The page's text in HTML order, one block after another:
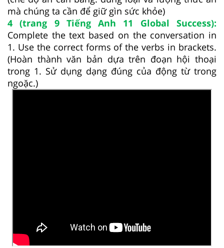
mà chúng ta cần để giữ gìn sức khỏe)
4 (trang 9 Tiếng Anh 11 Global Success):
Complete the text based on the conversation in
1. Use the correct forms of the verbs in brackets.
(Hoàn thành văn bản dựa trên đoạn hội thoại
trong 1. Sử dụng dạng đúng của động từ trong
ngoặc.)